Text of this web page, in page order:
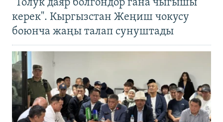
"Толук даяр болгондор гана чыгышы
керек". Кыргызстан Жеңиш чокусу
боюнча жаңы талап сунуштады